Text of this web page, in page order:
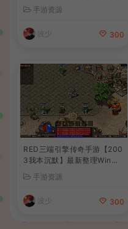
建教程+全套源码+视频教程
手游资源
波少 300
RED三端引擎传奇手游【200
3我本沉默】最新整理Win系
细搭建教程
手游资源
波少 300